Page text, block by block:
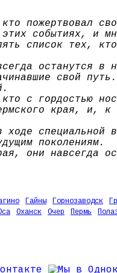
пожертвовал
событиях, и
список тех,
останутся в
свой
с гордостью
края, и,
поколениям.
они навсегда
Гайны Горнозаводск
Оханск Очер Пермь